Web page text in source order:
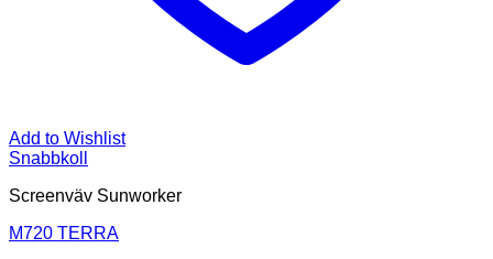
Add to Wishlist
Snabbkoll
Screenväv Sunworker
M720 TERRA